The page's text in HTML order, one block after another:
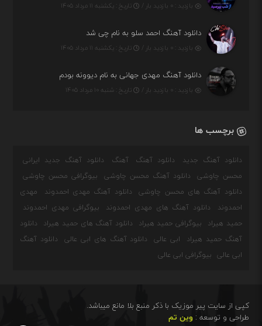
بازدید : ۰ بازدید بار / تاریخ : یکشنبه ۱۱ مرداد ۱۴۰۵
دانلود آهنگ احمد سلو به نام چی شد
بازدید : ۰ بازدید بار / تاریخ : یکشنبه ۱۱ مرداد ۱۴۰۵
دانلود آهنگ مهدی جهانی به نام دیوونه بودم
بازدید : ۰ بازدید بار / تاریخ : شنبه ۱۰ مرداد ۱۴۰۵
برچسب ها
دانلود آهنگ جدید دانلود آهنگ آهنگ
دانلود آهنگ جدید ایرانی
محسن چاوشی
دانلود آهنگ محسن چاوشی
بیوگرافی محسن چاوشی
دانلود آهنگ های محسن چاوشی
دانلود آهنگ مهدی احمدوند
مهدی
احمدوند
دانلود آهنگ های مهدی احمدوند
بیوگرافی مهدی احمدوند
حمید هیراد
بیوگرافی حمید هیراد دانلود آهنگ های حمید هیراد
دانلود
آهنگ حمید هیراد
ابی عالی دانلود آهنگ های ابی عالی
دانلود آهنگ
ابی عالی
بیوگرافی ابی عالی
کپی از سایت پیر موزیک با ذکر منبع بلا مانع میباشد.
طراحی و توسعه :وین تم